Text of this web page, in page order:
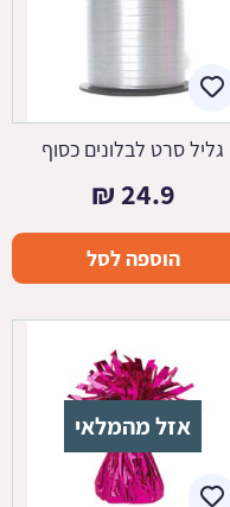
גליל סרט לבלונים כסוף
24.9
₪
הוספה לסל
אזל מהמלאי